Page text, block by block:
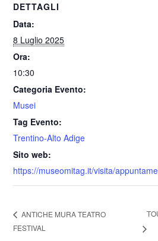
DETTAGLI
Data:
8 Luglio 2025
Ora:
10:30
Categoria Evento:
Musei
Tag Evento:
Trentino-Alto Adige
Sito web:
https://museomitag.it/visita/
ANTICHE MURA TEATRO
FESTIVAL